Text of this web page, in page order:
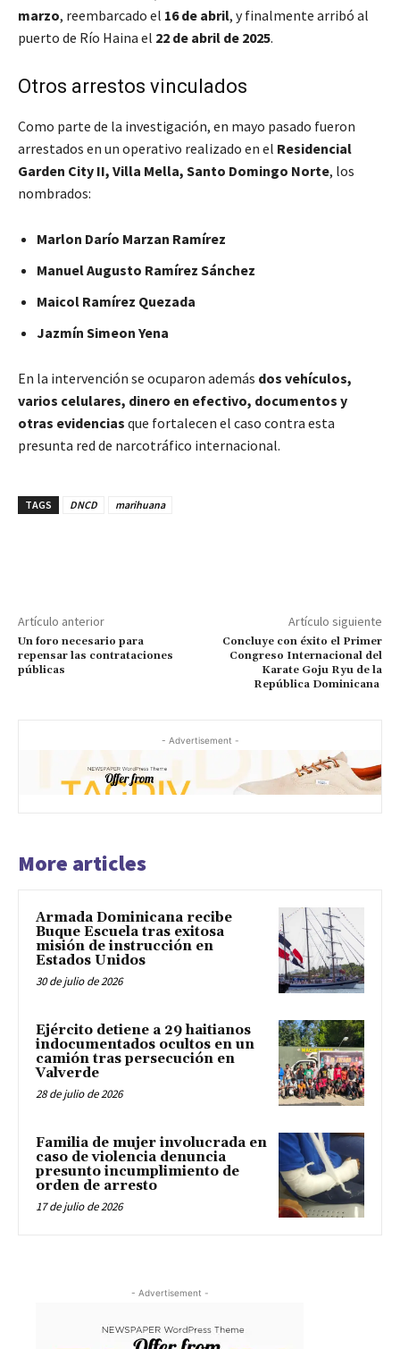
marzo, reembarcado el 16 de abril, y finalmente arribó al
puerto de Río Haina el 22 de abril de 2025.
Otros arrestos vinculados
Como parte de la investigación, en mayo pasado fueron
arrestados en un operativo realizado en el Residencial
Garden City II, Villa Mella, Santo Domingo Norte, los
nombrados:
Marlon Darío Marzan Ramírez
Manuel Augusto Ramírez Sánchez
Maicol Ramírez Quezada
Jazmín Simeon Yena
En la intervención se ocuparon además dos vehículos,
varios celulares, dinero en efectivo, documentos y
otras evidencias que fortalecen el caso contra esta
presunta red de narcotráfico internacional.
TAGS DNCD marihuana
Artículo anterior
Un foro necesario para
repensar las contrataciones
públicas
Artículo siguiente
Concluye con éxito el Primer
Congreso Internacional del
Karate Goju Ryu de la
República Dominicana
- Advertisement -
More articles
Armada Dominicana recibe
Buque Escuela tras exitosa
misión de instrucción en
Estados Unidos
30 de julio de 2026
Ejército detiene a 29 haitianos
indocumentados ocultos en un
camión tras persecución en
Valverde
28 de julio de 2026
Familia de mujer involucrada en
caso de violencia denuncia
presunto incumplimiento de
orden de arresto
17 de julio de 2026
- Advertisement -